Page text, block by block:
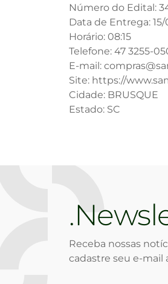
Número do Edital:
Data de Entrega: 15/
Horário: 08:15
Telefone: 47 3255-
E-mail:
Site: https://
Cidade: BRUSQUE
Estado: SC
Receba nossas
cadastre seu e-mail